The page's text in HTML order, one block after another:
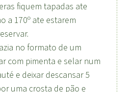
fiquem tapadas ate
a 170º ate estarem
no formato de um
com pimenta e selar num
e deixar descansar 5
uma crosta de pão e